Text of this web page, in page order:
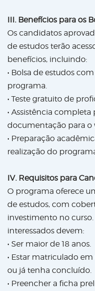
III. Benefícios para os
Os candidatos
de estudos terão
benefícios, incluindo:
• Bolsa de estudos
programa.
• Teste gratuito de
• Assistência completa
documentação para o
• Preparação
realização do
IV. Requisitos para
O programa oferece
de estudos, com
investimento no
interessados devem:
• Ser maior de 18 anos.
• Estar matriculado
ou já tenha concluído.
• Preencher a ficha